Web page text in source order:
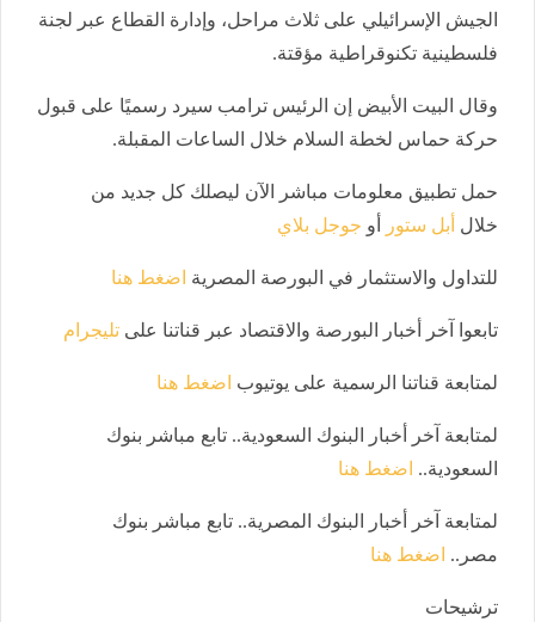
الجيش الإسرائيلي على ثلاث مراحل، وإدارة القطاع عبر لجنة
فلسطينية تكنوقراطية مؤقتة.
وقال البيت الأبيض إن الرئيس ترامب سيرد رسميًا على قبول
حركة حماس لخطة السلام خلال الساعات المقبلة.
حمل تطبيق معلومات مباشر الآن ليصلك كل جديد من
خلال أبل ستور أو جوجل بلاي
للتداول والاستثمار في البورصة المصرية اضغط هنا
تابعوا آخر أخبار البورصة والاقتصاد عبر قناتنا على تليجرام
لمتابعة قناتنا الرسمية على يوتيوب اضغط هنا
لمتابعة آخر أخبار البنوك السعودية.. تابع مباشر بنوك
السعودية.. اضغط هنا
لمتابعة آخر أخبار البنوك المصرية.. تابع مباشر بنوك
مصر.. اضغط هنا
ترشيحات